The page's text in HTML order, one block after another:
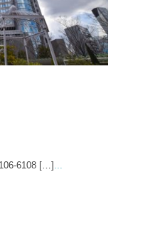
6108 […] ...